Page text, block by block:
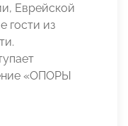
Еврейской
гости из
«ОПОРЫ